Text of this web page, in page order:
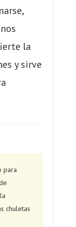
la
y sirve
para
chuletas